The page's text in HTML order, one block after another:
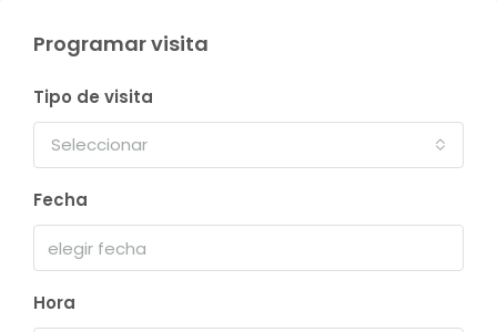
Programar visita
Tipo de visita
Seleccionar
Fecha
Hora